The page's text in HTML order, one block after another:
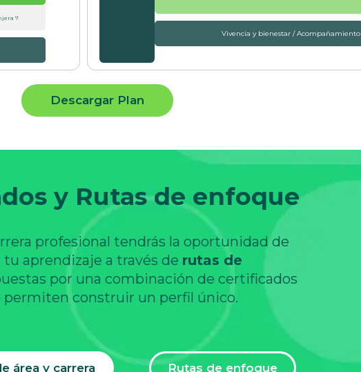
7
Vivencia y bienestar / Acompañamiento
Descargar Plan
y Rutas de enfoque
profesional tendrás la oportunidad de
tu aprendizaje a través de rutas de
por una combinación de certificados
permiten construir un perfil único.
área y carrera Rutas de enfoque